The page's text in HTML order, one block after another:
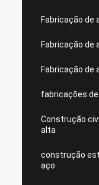
Fabricação de
Fabricação de
Fabricação de
fabricações
Construção
alta
construção
aço